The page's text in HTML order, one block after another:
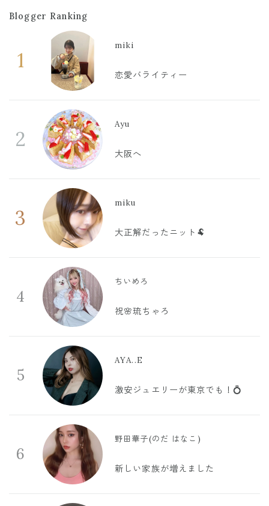
Blogger Ranking
1
miki
恋愛バライティー
2
Ayu
大阪へ
3
miku
大正解だったニット🐏
4
ちいめろ
祝🌸琉ちゃろ
5
AYA..E
激安ジュエリーが東京でも！💍
6
野田華子(のだ はなこ)
新しい家族が増えました